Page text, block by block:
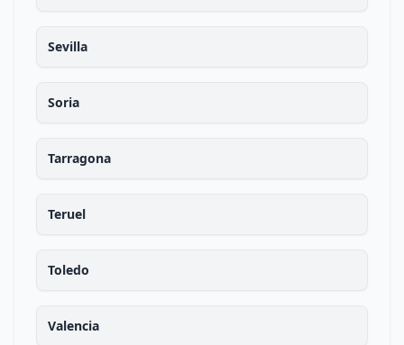
Sevilla
Soria
Tarragona
Teruel
Toledo
Valencia